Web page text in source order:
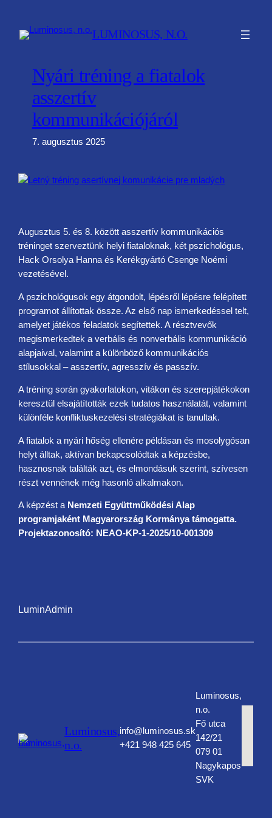
tartalomhoz
LUMINOSUS, N.O.
Nyári tréning a fiatalok
asszertív
kommunikációjáról
7. augusztus 2025
Augusztus 5. és 8. között asszertív kommunikációs
tréninget szerveztünk helyi fiataloknak, két pszichológus,
Hack Orsolya Hanna és Kerékgyártó Csenge Noémi
vezetésével.
A pszichológusok egy átgondolt, lépésről lépésre felépített
programot állítottak össze. Az első nap ismerkedéssel telt,
amelyet játékos feladatok segítettek. A résztvevők
megismerkedtek a verbális és nonverbális kommunikáció
alapjaival, valamint a különböző kommunikációs
stílusokkal – asszertív, agresszív és passzív.
A tréning során gyakorlatokon, vitákon és szerepjátékokon
keresztül elsajátították ezek tudatos használatát, valamint
különféle konfliktuskezelési stratégiákat is tanultak.
A fiatalok a nyári hőség ellenére példásan és mosolygósan
helyt álltak, aktívan bekapcsolódtak a képzésbe,
hasznosnak találták azt, és elmondásuk szerint, szívesen
részt vennének még hasonló alkalmakon.
A képzést a Nemzeti Együttműködési Alap
programjaként Magyarország Kormánya támogatta.
Projektazonosító: NEAO-KP-1-2025/10-001309
LuminAdmin
Luminosus,
n.o.
info@luminosus.sk
+421 948 425 645
Luminosus,
n.o.
Fő utca
142/21
079 01
Nagykapos
SVK